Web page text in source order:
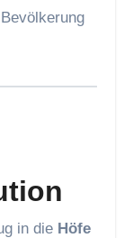
in die Höfe